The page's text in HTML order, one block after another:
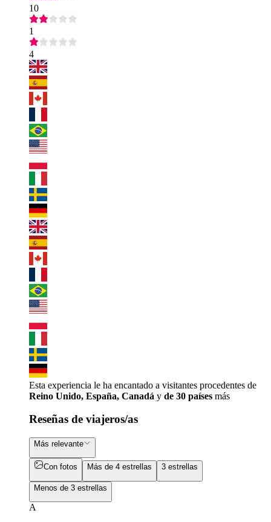
10
1
4
Esta experiencia le ha encantado a visitantes procedentes de
Reino Unido, España, Canadá y de 30 países más
Reseñas de viajeros/as
Más relevante
Con fotos Más de 4 estrellas 3 estrellas
Menos de 3 estrellas
A